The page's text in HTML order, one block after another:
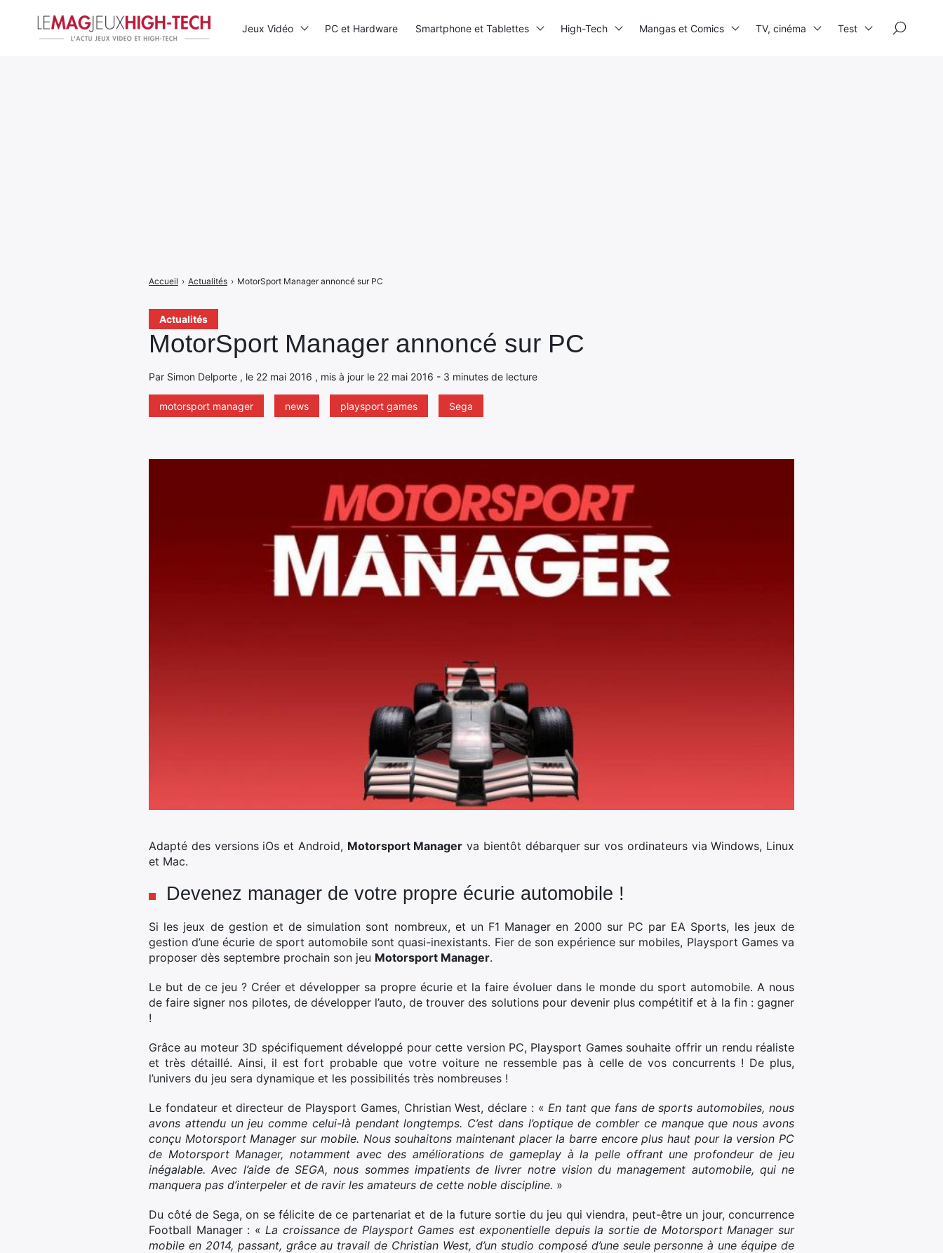
Actualités
MotorSport Manager annoncé sur PC
Par Simon Delporte , le 22 mai 2016 , mis à jour le 22 mai 2016 - 3 minutes de lecture
motorsport manager news playsport games Sega
Accueil › Actualités › MotorSport Manager annoncé sur PC
Adapté des versions iOs et Android, Motorsport Manager va bientôt débarquer sur vos ordinateurs via Windows, Linux
et Mac.
Devenez manager de votre propre écurie automobile !
Si les jeux de gestion et de simulation sont nombreux, et un F1 Manager en 2000 sur PC par EA Sports, les jeux de
gestion d’une écurie de sport automobile sont quasi-inexistants. Fier de son expérience sur mobiles, Playsport Games va
proposer dès septembre prochain son jeu Motorsport Manager.
Le but de ce jeu ? Créer et développer sa propre écurie et la faire évoluer dans le monde du sport automobile. A nous
de faire signer nos pilotes, de développer l’auto, de trouver des solutions pour devenir plus compétitif et à la fin : gagner
!
Grâce au moteur 3D spécifiquement développé pour cette version PC, Playsport Games souhaite offrir un rendu réaliste
et très détaillé. Ainsi, il est fort probable que votre voiture ne ressemble pas à celle de vos concurrents ! De plus,
l’univers du jeu sera dynamique et les possibilités très nombreuses !
Le fondateur et directeur de Playsport Games, Christian West, déclare : «En tant que fans de sports automobiles, nous
avons attendu un jeu comme celui-là pendant longtemps. C’est dans l’optique de combler ce manque que nous avons
conçu Motorsport Manager sur mobile. Nous souhaitons maintenant placer la barre encore plus haut pour la version PC
de Motorsport Manager, notamment avec des améliorations de gameplay à la pelle offrant une profondeur de jeu
inégalable. Avec l’aide de SEGA, nous sommes impatients de livrer notre vision du management automobile, qui ne
manquera pas d’interpeler et de ravir les amateurs de cette noble discipline. »
Du côté de Sega, on se félicite de ce partenariat et de la future sortie du jeu qui viendra, peut-être un jour, concurrence
Football Manager : «La croissance de Playsport Games est exponentielle depuis la sortie de Motorsport Manager sur
mobile en 2014, passant, grâce au travail de Christian West, d’un studio composé d’une seule personne à une équipe de
Jeux Vidéo PC et Hardware Smartphone et Tablettes High-Tech Mangas et Comics TV, cinéma Test